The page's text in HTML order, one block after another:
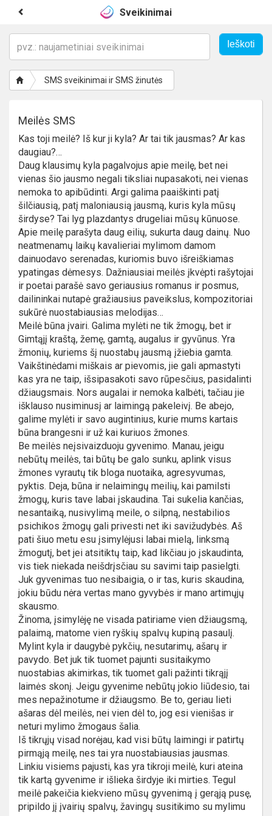
Sveikinimai
SMS sveikinimai ir SMS žinutės
Meilės SMS
Kas toji meilė? Iš kur ji kyla? Ar tai tik jausmas? Ar kas
daugiau?…
Daug klausimų kyla pagalvojus apie meilę, bet nei
vienas šio jausmo negali tiksliai nupasakoti, nei vienas
nemoka to apibūdinti. Argi galima paaiškinti patį
šilčiausią, patį maloniausią jausmą, kuris kyla mūsų
širdyse? Tai lyg plazdantys drugeliai mūsų kūnuose.
Apie meilę parašyta daug eilių, sukurta daug dainų. Nuo
neatmenamų laikų kavalieriai mylimom damom
dainuodavo serenadas, kuriomis buvo išreiškiamas
ypatingas dėmesys. Dažniausiai meilės įkvėpti rašytojai
ir poetai parašė savo geriausius romanus ir posmus,
dailininkai nutapė gražiausius paveikslus, kompozitoriai
sukūrė nuostabiausias melodijas…
Meilė būna įvairi. Galima mylėti ne tik žmogų, bet ir
Gimtąjį kraštą, žemę, gamtą, augalus ir gyvūnus. Yra
žmonių, kuriems šį nuostabų jausmą įžiebia gamta.
Vaikštinėdami miškais ar pievomis, jie gali apmastyti
kas yra ne taip, išsipasakoti savo rūpesčius, pasidalinti
džiaugsmais. Nors augalai ir nemoka kalbėti, tačiau jie
išklauso nusiminusį ar laimingą pakeleivį. Be abejo,
galime mylėti ir savo augintinius, kurie mums kartais
būna brangesni ir už kai kuriuos žmones.
Be meilės neįsivaizduoju gyvenimo. Manau, jeigu
nebūtų meilės, tai būtų be galo sunku, aplink visus
žmones vyrautų tik bloga nuotaika, agresyvumas,
pyktis. Deja, būna ir nelaimingų meilių, kai pamilsti
žmogų, kuris tave labai įskaudina. Tai sukelia kančias,
nesantaiką, nusivylimą meile, o silpną, nestabilios
psichikos žmogų gali privesti net iki savižudybės. Aš
pati šiuo metu esu įsimylėjusi labai mielą, linksmą
žmogutį, bet jei atsitiktų taip, kad likčiau jo įskaudinta,
vis tiek niekada neišdrįsčiau su savimi taip pasielgti.
Juk gyvenimas tuo nesibaigia, o ir tas, kuris skaudina,
jokiu būdu nėra vertas mano gyvybės ir mano artimųjų
skausmo.
Žinoma, įsimylėję ne visada patiriame vien džiaugsmą,
palaimą, matome vien ryškių spalvų kupiną pasaulį.
Mylint kyla ir daugybė pykčių, nesutarimų, ašarų ir
pavydo. Bet juk tik tuomet pajunti susitaikymo
nuostabias akimirkas, tik tuomet gali pažinti tikrąjį
laimės skonį. Jeigu gyvenime nebūtų jokio liūdesio, tai
mes nepažinotume ir džiaugsmo. Be to, geriau lieti
ašaras dėl meilės, nei vien dėl to, jog esi vienišas ir
neturi mylimo žmogaus šalia.
Iš tikrųjų visad norėjau, kad visi būtų laimingi ir patirtų
pirmąją meilę, nes tai yra nuostabiausias jausmas.
Linkiu visiems pajusti, kas yra tikroji meilė, kuri ateina
tik kartą gyvenime ir išlieka širdyje iki mirties. Tegul
meilė pakeičia kiekvieno mūsų gyvenimą į gerąją pusę,
pripildo jį įvairių spalvų, žavingų susitikimo su mylimu